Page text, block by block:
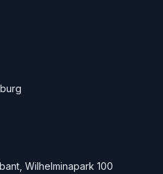
Wilhelminapark 100